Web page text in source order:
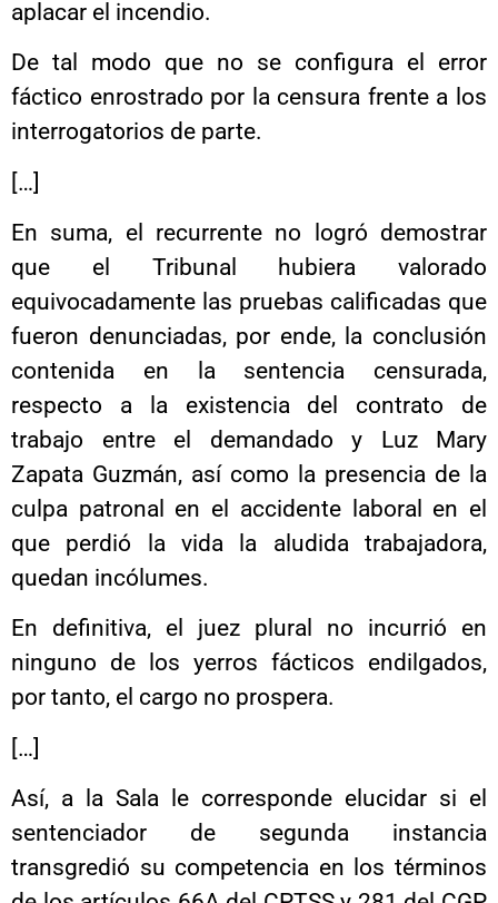
aplacar el incendio.
De tal modo que no se configura el error
fáctico enrostrado por la censura frente a los
interrogatorios de parte.
[…]
En suma, el recurrente no logró demostrar
que el Tribunal hubiera valorado
equivocadamente las pruebas calificadas que
fueron denunciadas, por ende, la conclusión
contenida en la sentencia censurada,
respecto a la existencia del contrato de
trabajo entre el demandado y Luz Mary
Zapata Guzmán, así como la presencia de la
culpa patronal en el accidente laboral en el
que perdió la vida la aludida trabajadora,
quedan incólumes.
En definitiva, el juez plural no incurrió en
ninguno de los yerros fácticos endilgados,
por tanto, el cargo no prospera.
[…]
Así, a la Sala le corresponde elucidar si el
sentenciador de segunda instancia
transgredió su competencia en los términos